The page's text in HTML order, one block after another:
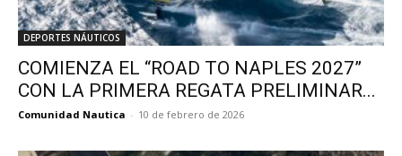
DEPORTES NÁUTICOS
COMIENZA EL “ROAD TO NAPLES 2027”
CON LA PRIMERA REGATA PRELIMINAR...
Comunidad Nautica - 10 de febrero de 2026